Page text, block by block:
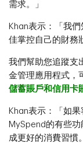
需求。」
Khan表示：「我
佳掌控自己的財務
我們幫助您追蹤支
金管理應用程式，
儲蓄賬戶和信用卡
Khan表示：「如
MySpend的有些
成更好的消費習慣